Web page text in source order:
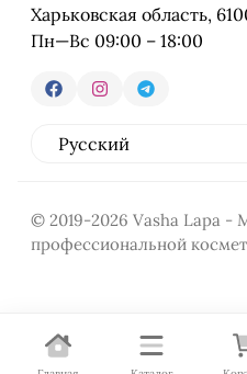
Харьковская область,
Пн—Вс 09:00 – 18:00
© 2019-2026 Vasha Lapa -
профессиональной